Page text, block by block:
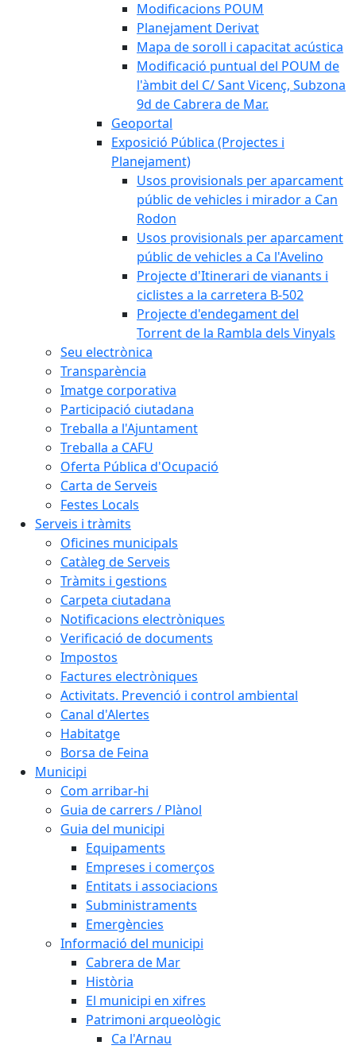
Modificacions POUM
Planejament Derivat
Mapa de soroll i capacitat acústica
Modificació puntual del POUM de
l'àmbit del C/ Sant Vicenç, Subzona
9d de Cabrera de Mar.
Geoportal
Exposició Pública (Projectes i
Planejament)
Usos provisionals per aparcament
públic de vehicles i mirador a Can
Rodon
Usos provisionals per aparcament
públic de vehicles a Ca l'Avelino
Projecte d'Itinerari de vianants i
ciclistes a la carretera B-502
Projecte d'endegament del
Torrent de la Rambla dels Vinyals
Seu electrònica
Transparència
Imatge corporativa
Participació ciutadana
Treballa a l'Ajuntament
Treballa a CAFU
Oferta Pública d'Ocupació
Carta de Serveis
Festes Locals
Serveis i tràmits
Oficines municipals
Catàleg de Serveis
Tràmits i gestions
Carpeta ciutadana
Notificacions electròniques
Verificació de documents
Impostos
Factures electròniques
Activitats. Prevenció i control ambiental
Canal d'Alertes
Habitatge
Borsa de Feina
Municipi
Com arribar-hi
Guia de carrers / Plànol
Guia del municipi
Equipaments
Empreses i comerços
Entitats i associacions
Subministraments
Emergències
Informació del municipi
Cabrera de Mar
Història
El municipi en xifres
Patrimoni arqueològic
Ca l'Arnau